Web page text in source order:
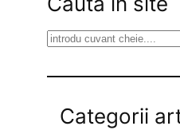
S
a
Categorii